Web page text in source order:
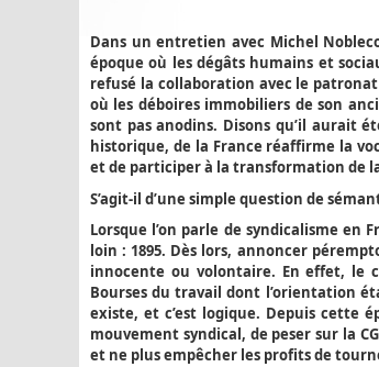
Dans un entretien avec Michel
époque où les dégâts humains et
refusé la collaboration avec le
où les déboires immobiliers de son
sont pas anodins. Disons qu’il aurait
historique, de la France réaffirme la
et de participer à la transformation de
S’agit-il d’une simple question de
Lorsque l’on parle de syndicalisme en
loin : 1895. Dès lors, annoncer
innocente ou volontaire. En effet, le
Bourses du travail dont l’orientation
existe, et c’est logique. Depuis cette
mouvement syndical, de peser sur la
et ne plus empêcher les profits de